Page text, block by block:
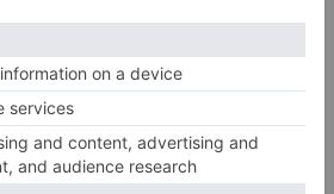
inicio de la senda peatonal y
ciclista
Un hombre de 80 años resulta
herido en Burgos tras la colisión
entre un turismo y un camión